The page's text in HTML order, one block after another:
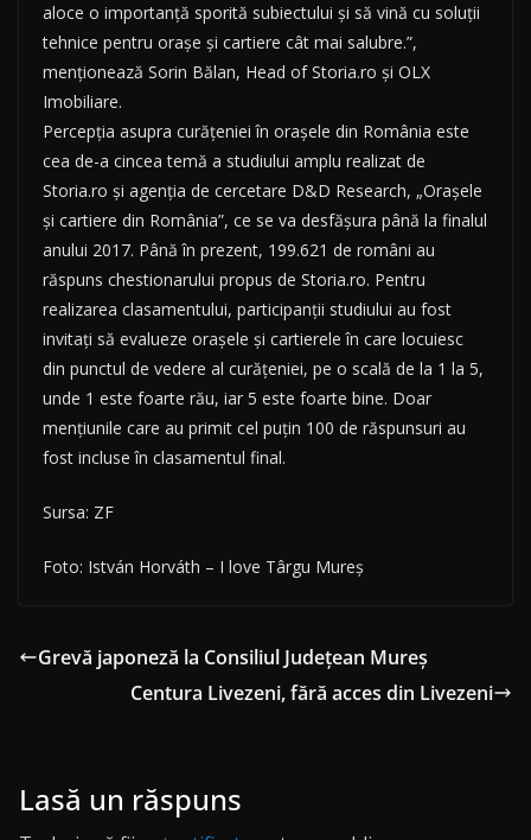
aloce o importanţă sporită subiectului şi să vină cu soluţii
tehnice pentru oraşe şi cartiere cât mai salubre.”,
menţionează Sorin Bălan, Head of Storia.ro şi OLX
Imobiliare.
Percepţia asupra curăţeniei în oraşele din România este
cea de-a cincea temă a studiului amplu realizat de
Storia.ro şi agenţia de cercetare D&D Research, „Oraşele
şi cartiere din România”, ce se va desfăşura până la finalul
anului 2017. Până în prezent, 199.621 de români au
răspuns chestionarului propus de Storia.ro. Pentru
realizarea clasamentului, participanţii studiului au fost
invitaţi să evalueze oraşele şi cartierele în care locuiesc
din punctul de vedere al curăţeniei, pe o scală de la 1 la 5,
unde 1 este foarte rău, iar 5 este foarte bine. Doar
menţiunile care au primit cel puţin 100 de răspunsuri au
fost incluse în clasamentul final.
Sursa: ZF
Foto: István Horváth – I love Târgu Mureș
Grevă japoneză la Consiliul Județean Mureș
Centura Livezeni, fără acces din Livezeni
Lasă un răspuns